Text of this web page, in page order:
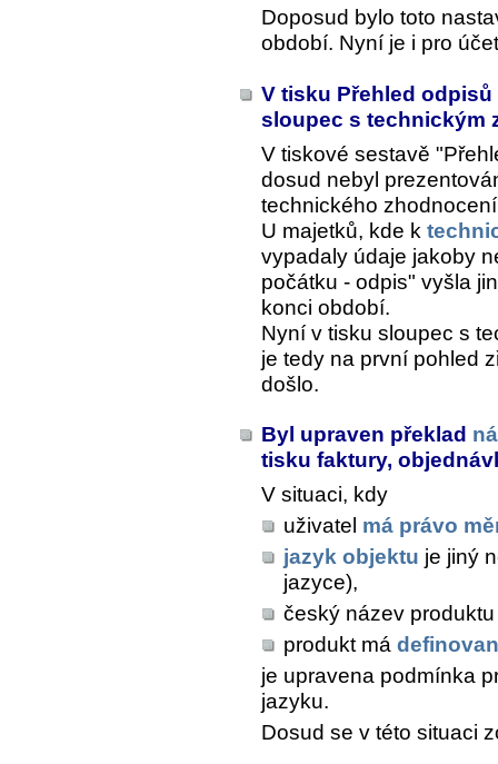
Doposud bylo toto
období. Nyní je i pro
V tisku Přehled
sloupec s technickým
V tiskové sestavě
dosud nebyl
technického
U majetků, kde k
vypadaly údaje jakoby
počátku - odpis" vyšla
konci období.
Nyní v tisku sloupec s
je tedy na první pohled
došlo.
Byl upraven překlad
tisku faktury,
V situaci, kdy
uživatel má právo
jazyk objektu je jiný
jazyce),
český název
produkt má
je upravena podmínka
jazyku.
Dosud se v této situaci